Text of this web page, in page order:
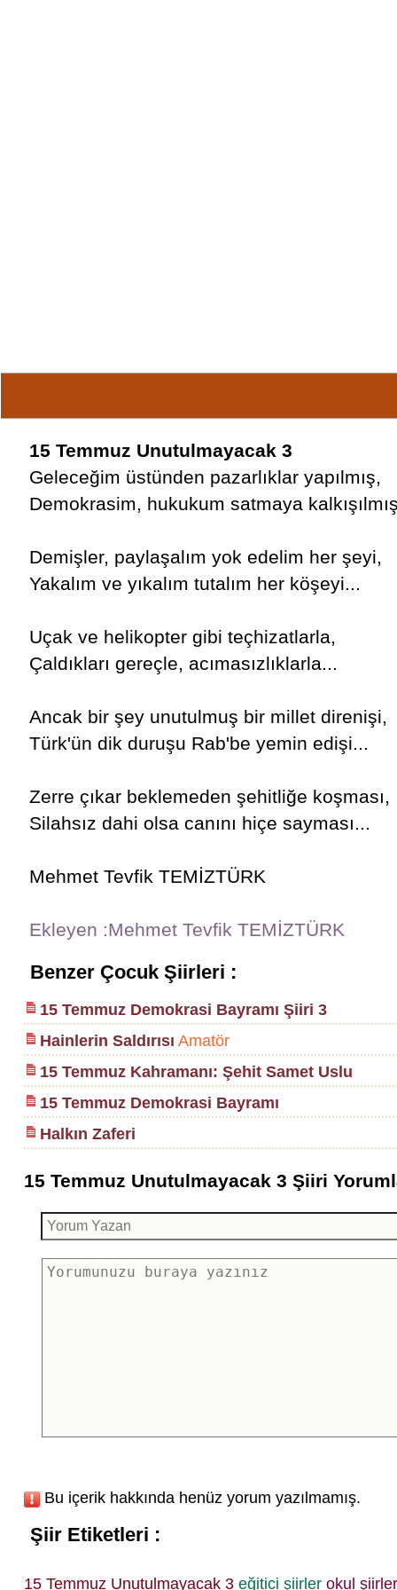
15 Temmuz Unutulmayacak 3
Geleceğim üstünden pazarlıklar yapılmış,
Demokrasim, hukukum satmaya
Demişler, paylaşalım yok edelim her şeyi,
Yakalım ve yıkalım tutalım her köşeyi...
Uçak ve helikopter gibi teçhizatlarla,
Çaldıkları gereçle, acımasızlıklarla...
Ancak bir şey unutulmuş bir millet direnişi,
Türk'ün dik duruşu Rab'be yemin edişi...
Zerre çıkar beklemeden şehitliğe koşması,
Silahsız dahi olsa canını hiçe sayması...
Mehmet Tevfik TEMİZTÜRK
Ekleyen :Mehmet Tevfik TEMİZTÜRK
Benzer Çocuk Şiirleri :
15 Temmuz Demokrasi Bayramı Şiiri 3
Hainlerin Saldırısı Amatör
15 Temmuz Kahramanı: Şehit Samet Uslu
15 Temmuz Demokrasi Bayramı
Halkın Zaferi
15 Temmuz Unutulmayacak 3 Şiiri
Bu içerik hakkında henüz yorum yazılmamış.
Şiir Etiketleri :
15 Temmuz Unutulmayacak 3 eğitici şiirler okul